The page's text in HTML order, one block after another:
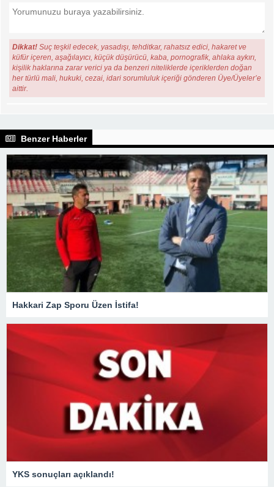
Dikkat! Suç teşkil edecek, yasadışı, tehditkar, rahatsız edici, hakaret ve
küfür içeren, aşağılayıcı, küçük düşürücü, kaba, pornografik, ahlaka aykırı,
kişilik haklarına zarar verici ya da benzeri niteliklerde içeriklerden doğan
her türlü mali, hukuki, cezai, idari sorumluluk içeriği gönderen Üye/Üyeler’e
aittir.
Benzer Haberler
Hakkari Zap Sporu Üzen İstifa!
YKS sonuçları açıklandı!